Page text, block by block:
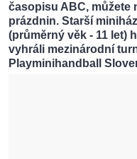
časopisu ABC, můžete
prázdnin. Starší
(průměrný věk - 11 let)
vyhráli mezinárodní
Playminihandball